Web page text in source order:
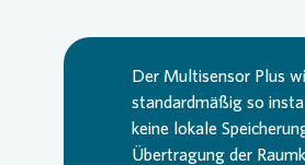
Der Multisensor Plus
standardmäßig so
keine lokale
Übertragung der